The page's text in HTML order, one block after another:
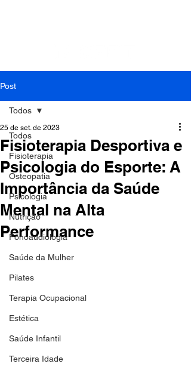
Post
Todos
Fisioterapia
Osteopatia
Psicologia
Nutrição
Fonoaudiologia
Saúde da Mulher
Pilates
Terapia Ocupacional
Estética
Saúde Infantil
Terceira Idade
Todos
Fisioterapia Desportiva e
Psicologia do Esporte: A
Importância da Saúde
Mental na Alta
Performance
25 de set. de 2023